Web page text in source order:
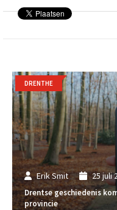
Erik Smit 25 juli
Drentse geschiedenis
provincie
DRENTHE